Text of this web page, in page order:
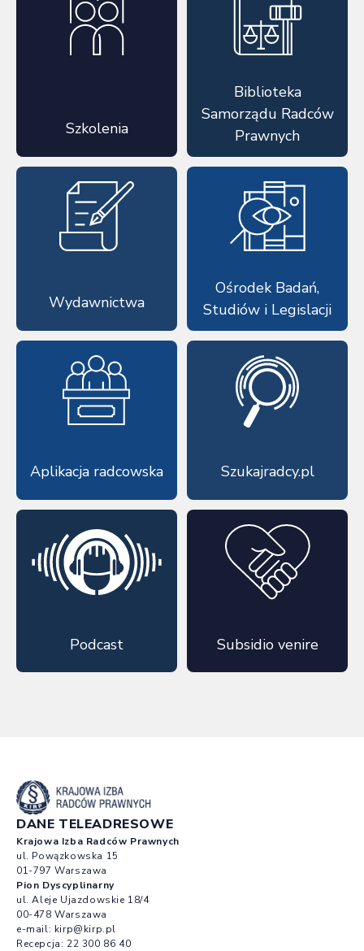
Szkolenia
Biblioteka
Samorządu Radców
Prawnych
Wydawnictwa
Ośrodek Badań,
Studiów i Legislacji
Aplikacja radcowska Szukajradcy.pl
Podcast Subsidio venire
DANE TELEADRESOWE
Krajowa Izba Radców Prawnych
ul. Powązkowska 15
01-797 Warszawa
Pion Dyscyplinarny
ul. Aleje Ujazdowskie 18/4
00-478 Warszawa
e-mail: kirp@kirp.pl
Recepcja: 22 300 86 40